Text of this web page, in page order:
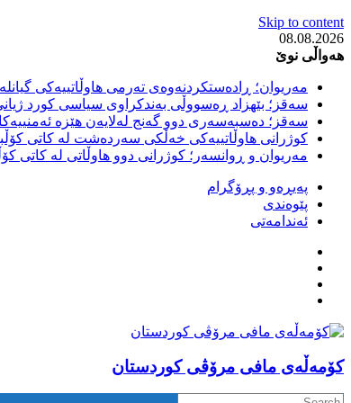
Skip to content
08.08.2026
هەواڵی نوێ
مەریوان؛ ڕادەستکردنەوەی تەرمی هاوڵاتییەکی
سەقز؛ بێهزاد ڕەسووڵی بەندکراوی سیاسی کورد
سەقز؛ دەسبەسەری دوو گەنج لەلایەن هێزە
کوژرانی هاوڵاتییەکی خەڵکی سەردەشت لە کاتی
مەریوان و ڕوانسەر؛ کوژرانی دوو هاوڵاتی لە کاتی
پەیڕەو و پڕۆگرام
پێوەندی
ئەندامەتی
كۆمه‌ڵه‌ی مافی مرۆڤی کوردستان